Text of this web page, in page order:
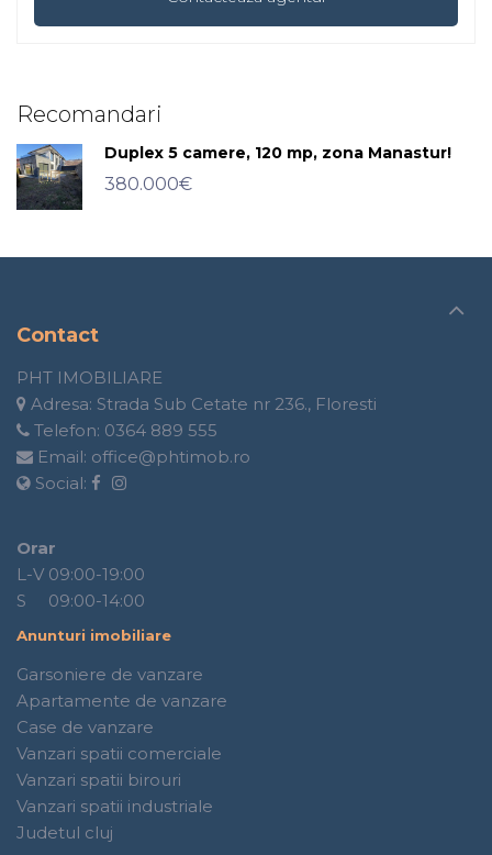
Recomandari
Duplex 5 camere, 120 mp, zona Manastur!
380.000€
Contact
PHT IMOBILIARE
Adresa: Strada Sub Cetate nr 236., Floresti
Telefon: 0364 889 555
Email: office@phtimob.ro
Social:
Orar
L-V 09:00-19:00
S 09:00-14:00
Anunturi imobiliare
Garsoniere de vanzare
Apartamente de vanzare
Case de vanzare
Vanzari spatii comerciale
Vanzari spatii birouri
Vanzari spatii industriale
Judetul cluj